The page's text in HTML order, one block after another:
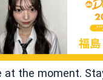
at the moment.